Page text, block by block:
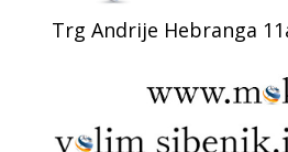
Trg Andrije Hebranga